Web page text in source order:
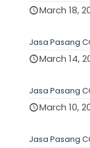
March 18,
Jasa Pasang
March 14,
Jasa Pasang
March 10,
Jasa Pasang